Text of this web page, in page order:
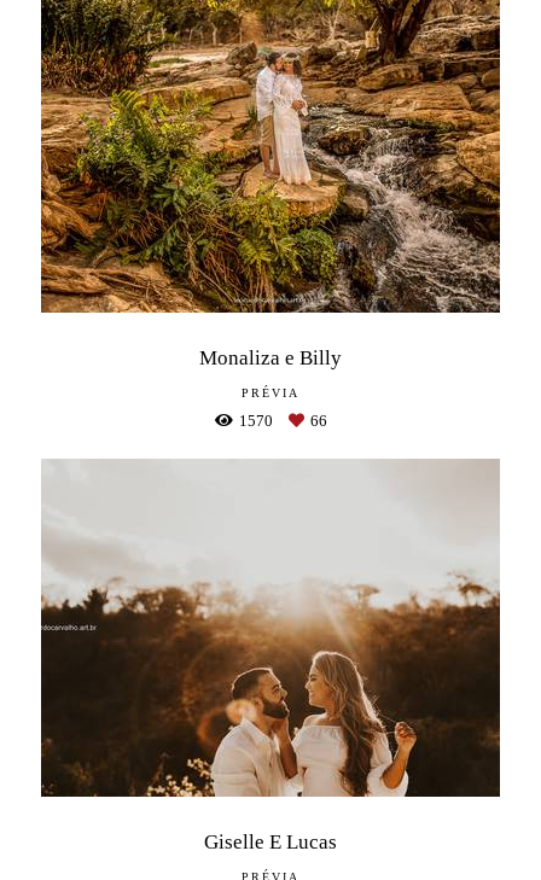
Monaliza e Billy
PRÉVIA
1570 66
Giselle E Lucas